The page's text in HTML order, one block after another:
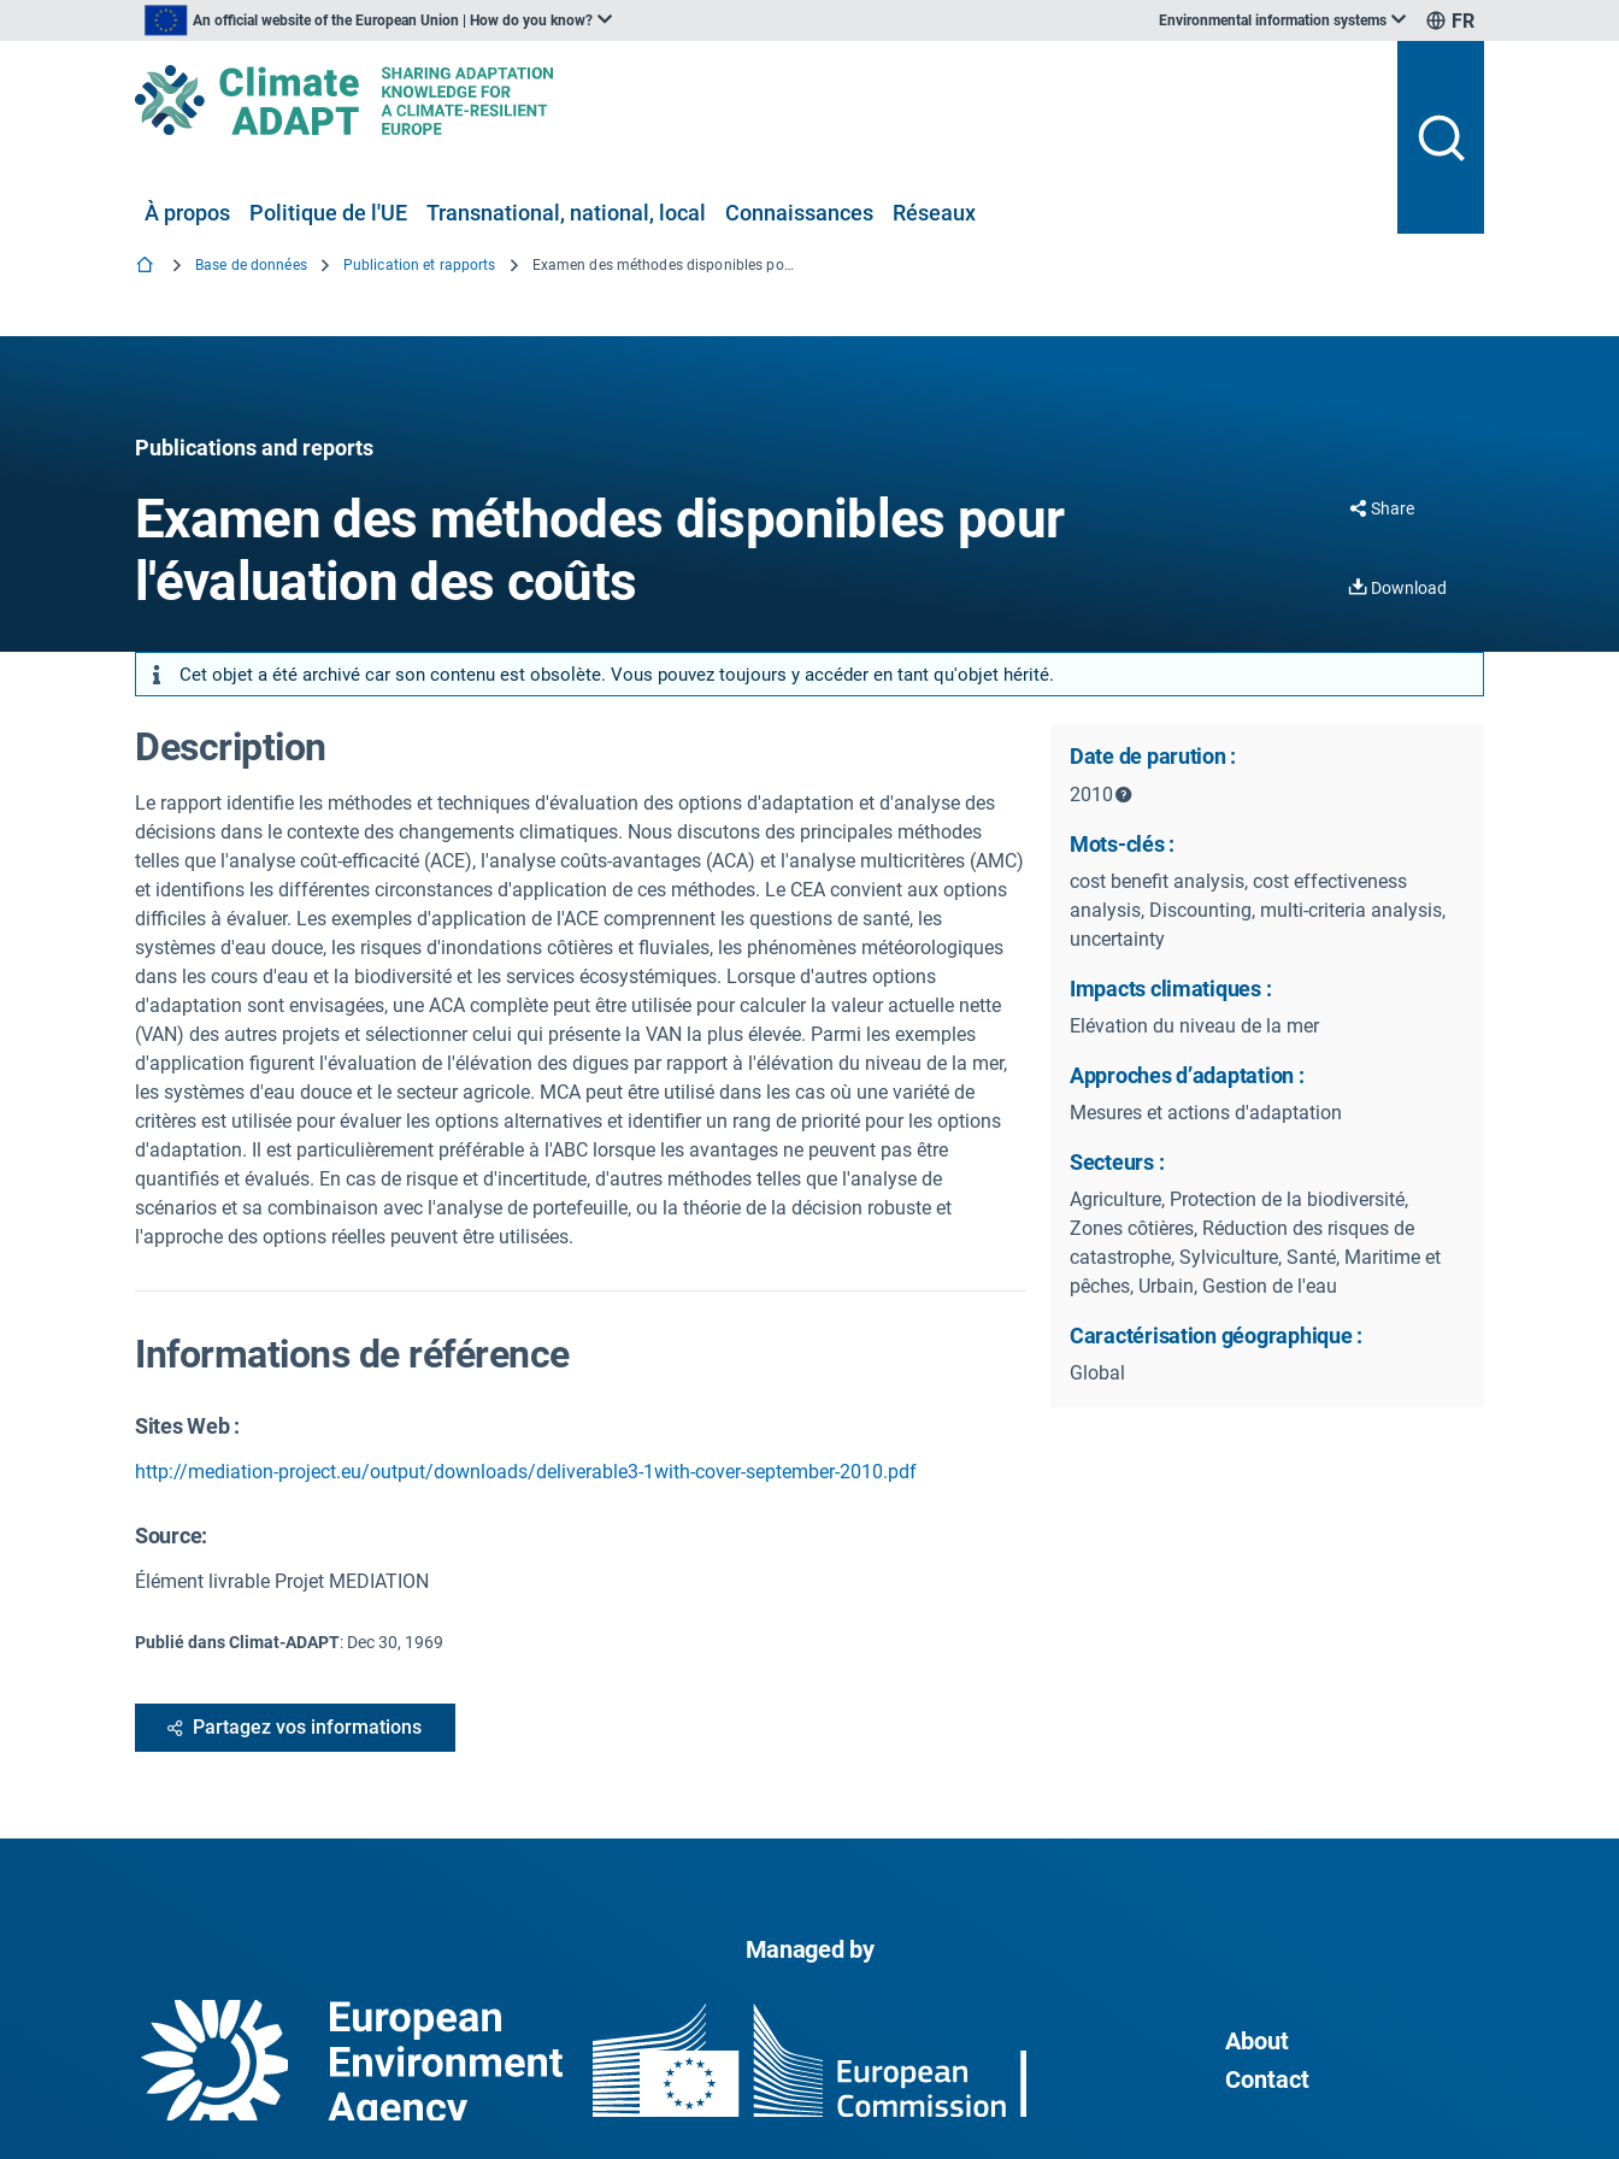
An official website of the European Union | How do you know? Environmental information systems FR
À propos Politique de l'UE Transnational, national, local Connaissances Réseaux
Base de données Publication et rapports Examen des méthodes disponibles pour l'évaluation des coûts
Publications and reports
Examen des méthodes disponibles pour
l'évaluation des coûts
Share
Download
Cet objet a été archivé car son contenu est obsolète. Vous pouvez toujours y accéder en tant qu'objet hérité.
Description
Le rapport identifie les méthodes et techniques d'évaluation des options d'adaptation et d'analyse des
décisions dans le contexte des changements climatiques. Nous discutons des principales méthodes
telles que l'analyse coût-efficacité (ACE), l'analyse coûts-avantages (ACA) et l'analyse multicritères (AMC)
et identifions les différentes circonstances d'application de ces méthodes. Le CEA convient aux options
difficiles à évaluer. Les exemples d'application de l'ACE comprennent les questions de santé, les
systèmes d'eau douce, les risques d'inondations côtières et fluviales, les phénomènes météorologiques
dans les cours d'eau et la biodiversité et les services écosystémiques. Lorsque d'autres options
d'adaptation sont envisagées, une ACA complète peut être utilisée pour calculer la valeur actuelle nette
(VAN) des autres projets et sélectionner celui qui présente la VAN la plus élevée. Parmi les exemples
d'application figurent l'évaluation de l'élévation des digues par rapport à l'élévation du niveau de la mer,
les systèmes d'eau douce et le secteur agricole. MCA peut être utilisé dans les cas où une variété de
critères est utilisée pour évaluer les options alternatives et identifier un rang de priorité pour les options
d'adaptation. Il est particulièrement préférable à l'ABC lorsque les avantages ne peuvent pas être
quantifiés et évalués. En cas de risque et d'incertitude, d'autres méthodes telles que l'analyse de
scénarios et sa combinaison avec l'analyse de portefeuille, ou la théorie de la décision robuste et
l'approche des options réelles peuvent être utilisées.
Informations de référence
Sites Web :
http://mediation-project.eu/output/downloads/deliverable3-1with-cover-september-2010.pdf
Source:
Élément livrable Projet MEDIATION
Publié dans Climat-ADAPT: Dec 30, 1969
Partagez vos informations
Date de parution :
2010
Mots-clés :
cost benefit analysis, cost effectiveness
analysis, Discounting, multi-criteria analysis,
uncertainty
Impacts climatiques :
Elévation du niveau de la mer
Approches d’adaptation :
Mesures et actions d'adaptation
Secteurs :
Agriculture, Protection de la biodiversité,
Zones côtières, Réduction des risques de
catastrophe, Sylviculture, Santé, Maritime et
pêches, Urbain, Gestion de l'eau
Caractérisation géographique :
Global
Managed by
About
Contact